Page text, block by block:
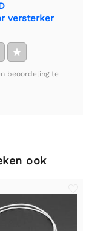
versterker
★
beoordeling te
ook